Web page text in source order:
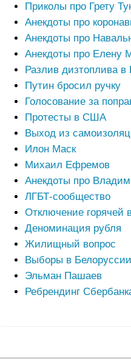
Приколы про Грету
Анекдоты про
Анекдоты про
Анекдоты про Елену
Разлив дизтоплива в
Путин бросил ручку
Голосование за
Протесты в США
Выход из
Илон Маск
Михаил Ефремов
Анекдоты про
ЛГБТ-сообщество
Отключение горячей
Деноминация рубля
Жилищный вопрос
Выборы в Белоруссии
Эльман Пашаев
Ребрендинг